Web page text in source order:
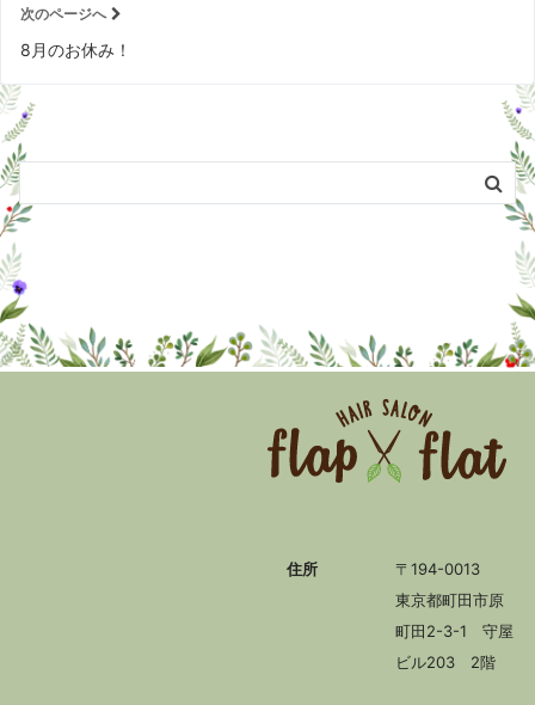
次のページへ
8月のお休み！
住所
〒194-0013
東京都町田市原
町田2-3-1 守屋
ビル203 2階